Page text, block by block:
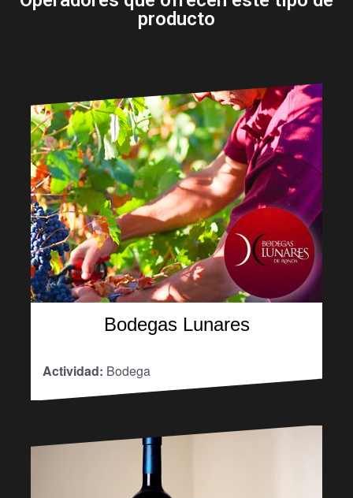
producto
Bodegas Lunares
Actividad: Bodega